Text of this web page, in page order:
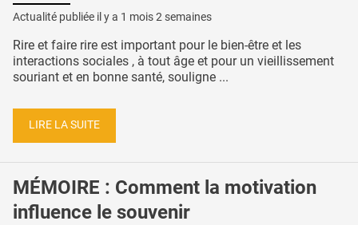
Actualité publiée il y a 1 mois 2 semaines
Rire et faire rire est important pour le bien-être et les
interactions sociales , à tout âge et pour un vieillissement
souriant et en bonne santé, souligne ...
LIRE LA SUITE
MÉMOIRE : Comment la motivation
influence le souvenir